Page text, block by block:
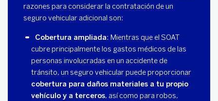
razones para considerar la contratación de un
seguro vehicular adicional son:
Cobertura ampliada: Mientras que el SOAT
cubre principalmente los gastos médicos de las
personas involucradas en un accidente de
tránsito, un seguro vehicular puede proporcionar
cobertura para daños materiales a tu propio
vehículo y a terceros, así como para robos,